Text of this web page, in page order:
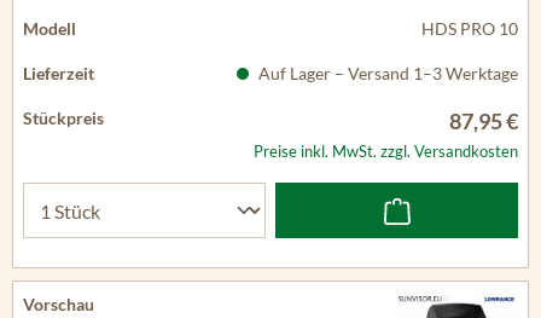
HDS PRO 10
Auf Lager – Versand 1–3 Werktage
87,95 €
Preise inkl. MwSt. zzgl. Versandkosten